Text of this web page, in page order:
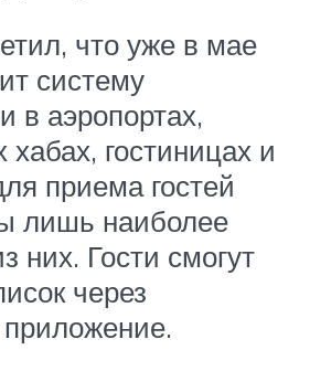
что уже в мае
систему
в аэропортах,
хабах, гостиницах и
приема гостей
лишь наиболее
них. Гости смогут
через